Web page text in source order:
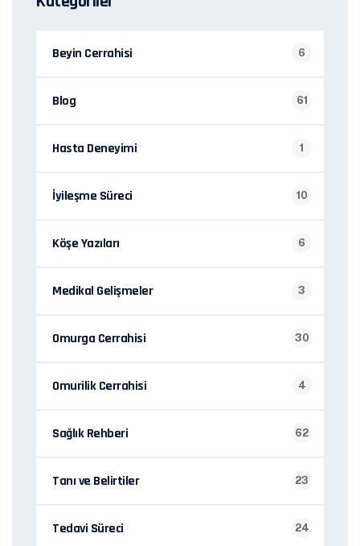
Beyin Cerrahisi 6
Blog 61
Hasta Deneyimi 1
İyileşme Süreci 10
Köşe Yazıları 6
Medikal Gelişmeler 3
Omurga Cerrahisi 30
Omurilik Cerrahisi 4
Sağlık Rehberi 62
Tanı ve Belirtiler 23
Tedavi Süreci 24